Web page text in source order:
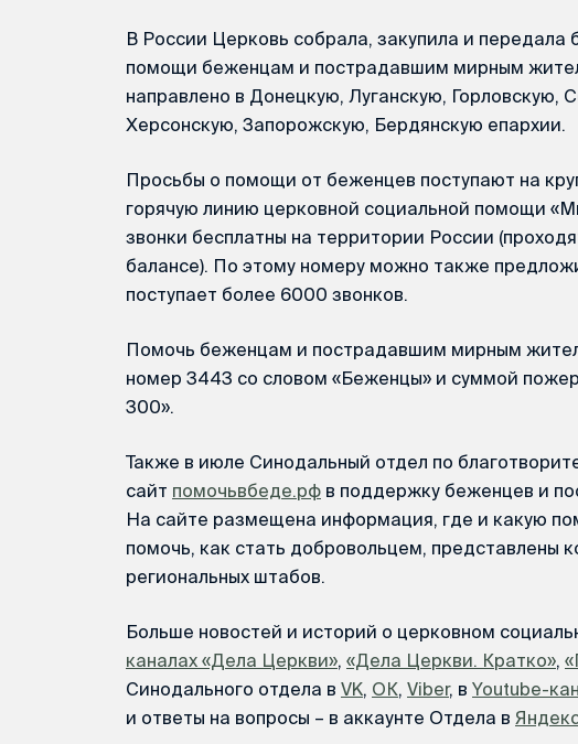
В России Церковь собрала, закупила и передала
помощи беженцам и пострадавшим мирным
направлено в Донецкую, Луганскую, Горловскую,
Херсонскую, Запорожскую, Бердянскую епархии.
Просьбы о помощи от беженцев поступают на
горячую линию церковной социальной помощи
звонки бесплатны на территории России
балансе). По этому номеру можно также
поступает более 6000 звонков.
Помочь беженцам и пострадавшим мирным
номер 3443 со словом «Беженцы» и суммой
300».
Также в июле Синодальный отдел по
сайт помочьвбеде.рф в поддержку беженцев и
На сайте размещена информация, где и какую
помочь, как стать добровольцем, представлены
региональных штабов.
Больше новостей и историй о церковном
каналах «Дела Церкви» «Дела Церкви. Кратко»
Синодального отдела в VK ОК Viber, в Youtube-
и ответы на вопросы – в аккаунте Отдела в